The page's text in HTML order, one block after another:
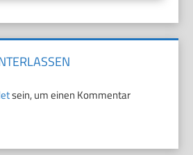
sein, um einen Kommentar